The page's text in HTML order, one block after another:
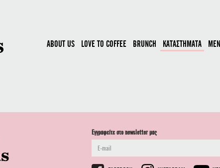
ABOUT US LOVE TO COFFEE BRUNCH ΚΑΤΑΣΤΗΜΑΤΑ
Εγγραφείτε στο newsletter μας